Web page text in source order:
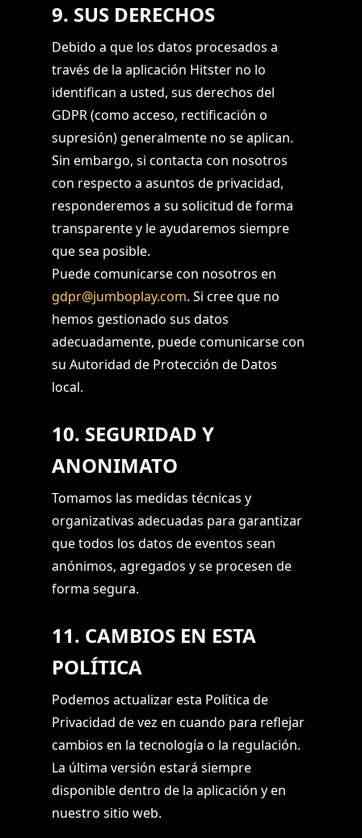
9. SUS DERECHOS
Debido a que los datos procesados a
través de la aplicación Hitster no lo
identifican a usted, sus derechos del
GDPR (como acceso, rectificación o
supresión) generalmente no se aplican.
Sin embargo, si contacta con nosotros
con respecto a asuntos de privacidad,
responderemos a su solicitud de forma
transparente y le ayudaremos siempre
que sea posible.
Puede comunicarse con nosotros en
gdpr@jumboplay.com. Si cree que no
hemos gestionado sus datos
adecuadamente, puede comunicarse con
su Autoridad de Protección de Datos
local.
10. SEGURIDAD Y
ANONIMATO
Tomamos las medidas técnicas y
organizativas adecuadas para garantizar
que todos los datos de eventos sean
anónimos, agregados y se procesen de
forma segura.
11. CAMBIOS EN ESTA
POLÍTICA
Podemos actualizar esta Política de
Privacidad de vez en cuando para reflejar
cambios en la tecnología o la regulación.
La última versión estará siempre
disponible dentro de la aplicación y en
nuestro sitio web.